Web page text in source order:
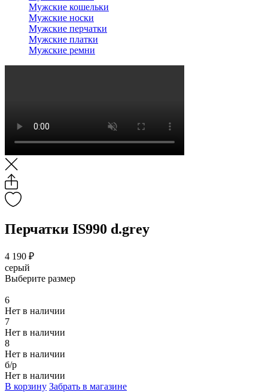
Мужские кошельки
Мужские носки
Мужские перчатки
Мужские платки
Мужские ремни
Перчатки IS990 d.grey
4 190 ₽
серый
Выберите размер
6
Нет в наличии
7
Нет в наличии
8
Нет в наличии
б/р
Нет в наличии
В корзину Забрать в магазине